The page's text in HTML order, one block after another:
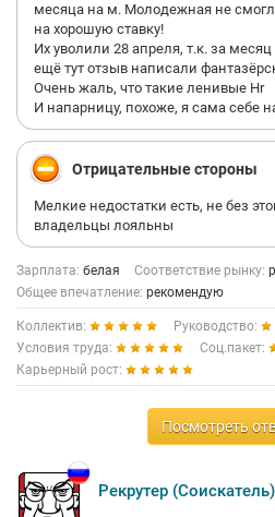
месяца на м. Молодежная не
на хорошую ставку!
Их уволили 28 апреля, т.к. за
ещё тут отзыв написали
Очень жаль, что такие ленивые Hr
И напарницу, похоже, я сама себе
Отрицательные стороны
Мелкие недостатки есть, не без
владельцы лояльны
Зарплата: белая Соответствие рынку:
Общее впечатление: рекомендую
Коллектив:
Руководство:
Условия труда:
Соц.пакет:
Карьерный рост:
Посмотреть
Рекрутер (Соискатель)